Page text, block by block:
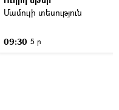
Մամուլի տեսություն
09:30 5 ր